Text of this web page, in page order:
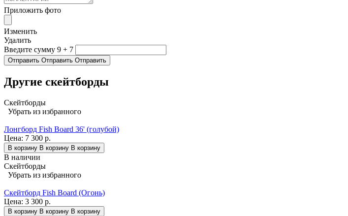
Приложить фото
Изменить
Удалить
Введите сумму 9 + 7
Отправить Отправить Отправить
Другие скейтборды
Скейтборды
Убрать из избранного
Лонгборд Fish Board 36' (голубой)
Цена: 7 300 р.
В корзину В корзину В корзину
В наличии
Скейтборды
Убрать из избранного
Скейтборд Fish Board (Огонь)
Цена: 3 300 р.
В корзину В корзину В корзину